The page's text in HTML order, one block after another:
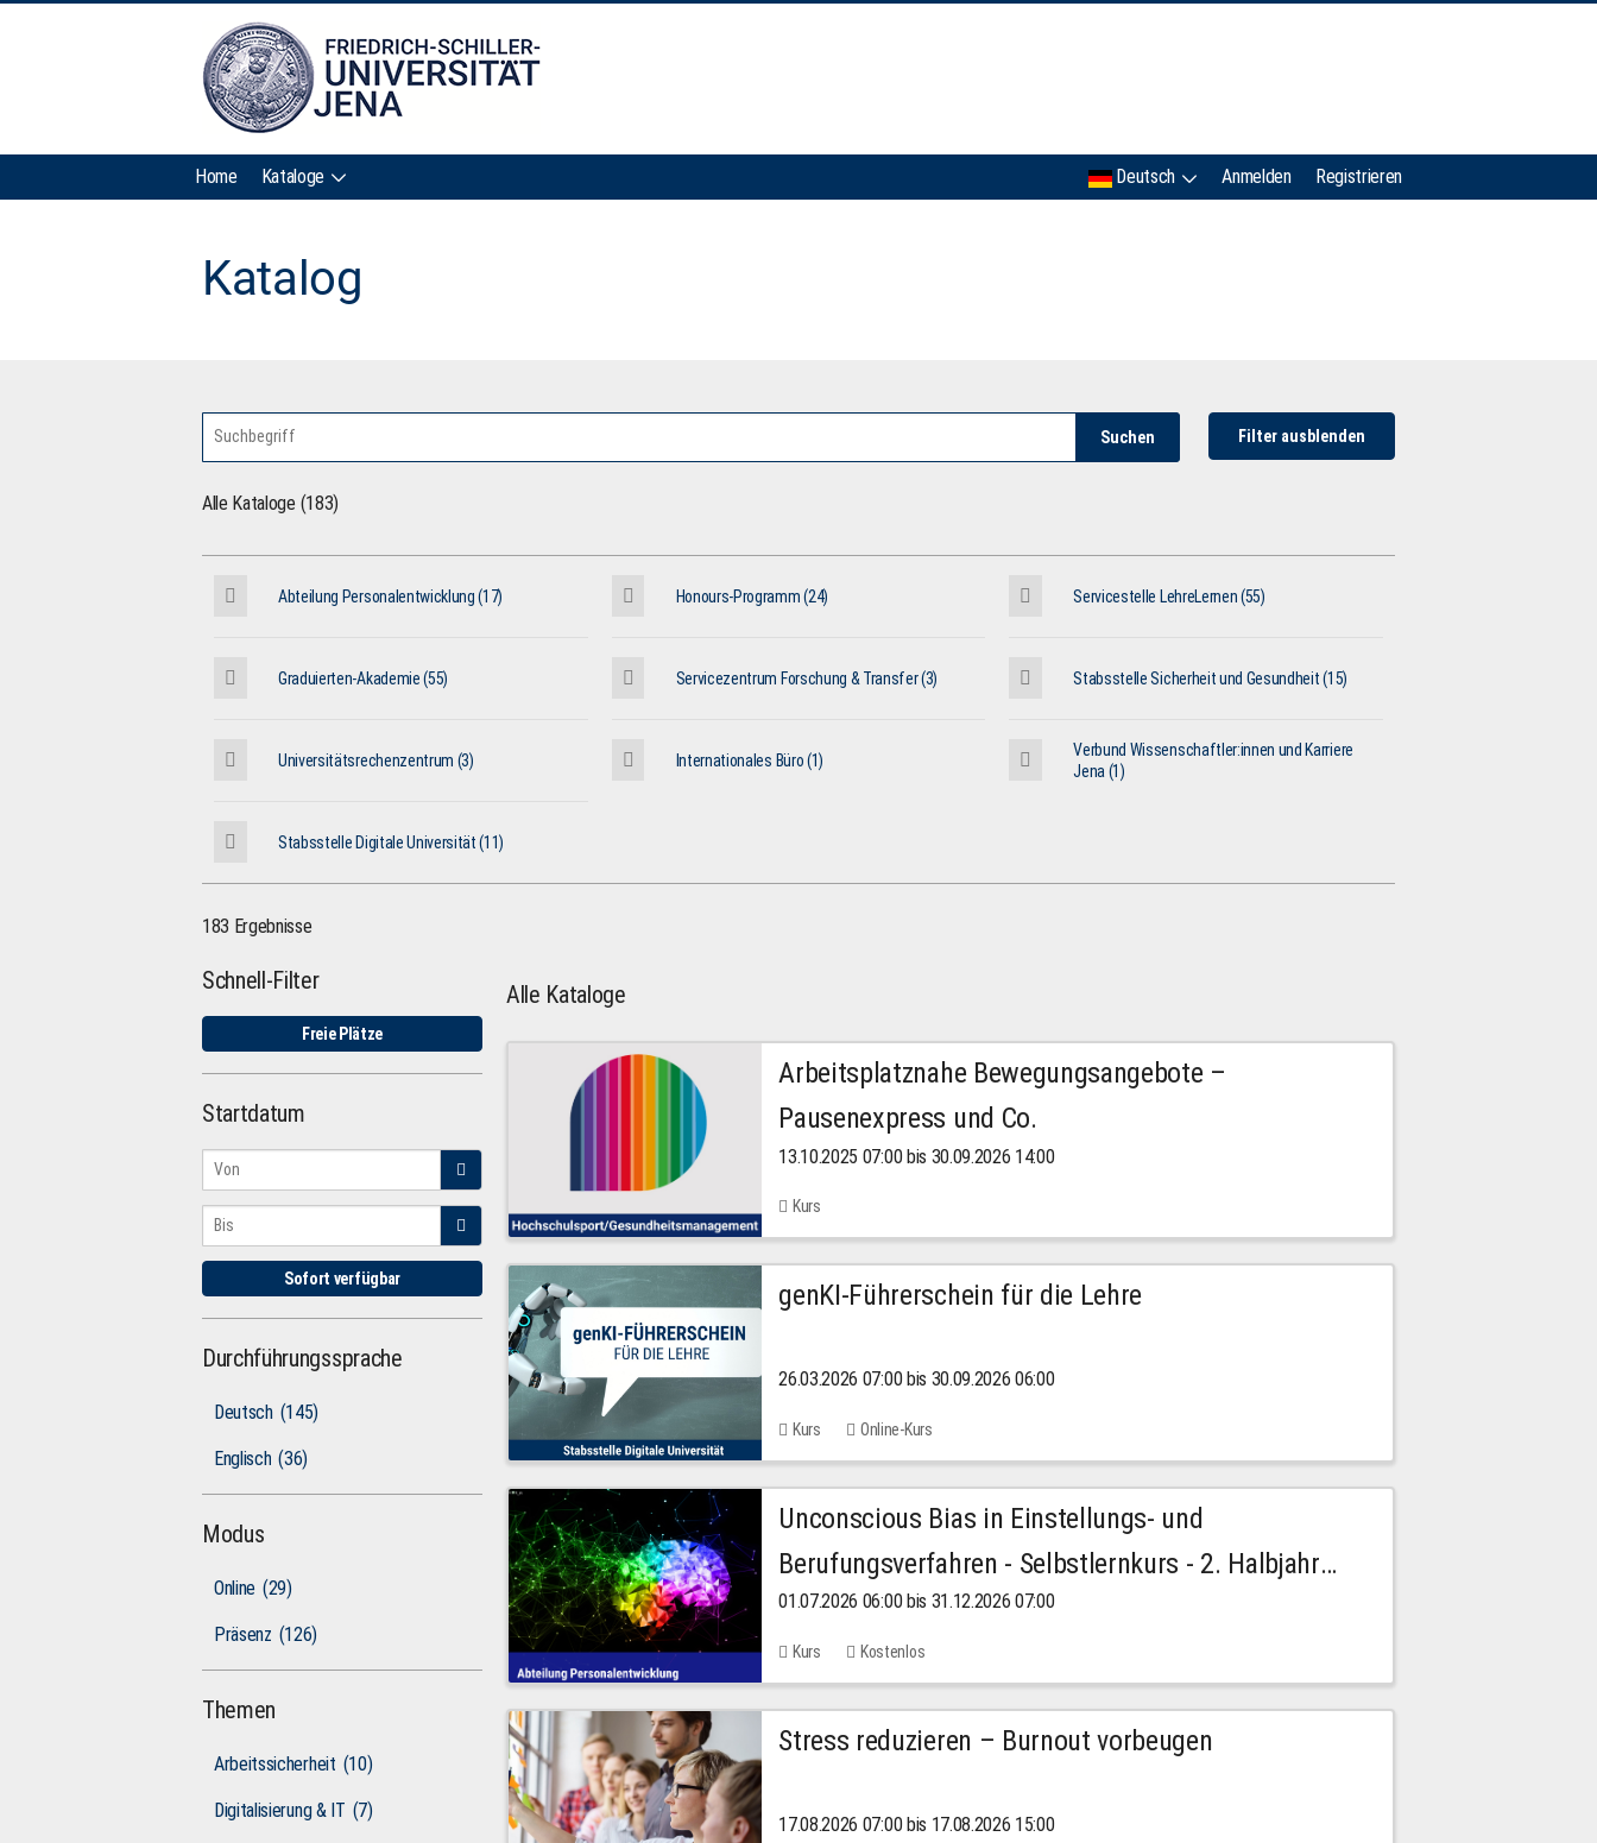
Home Kataloge Deutsch Anmelden Registrieren
Katalog
Suchen Filter ausblenden
Alle Kataloge (183)
Abteilung Personalentwicklung (17) Honours-Programm (24) Servicestelle LehreLernen (55)
Graduierten-Akademie (55) Servicezentrum Forschung & Transfer (3) Stabsstelle Sicherheit und Gesundheit (15)
Universitätsrechenzentrum (3) Internationales Büro (1)
Verbund Wissenschaftler:innen und Karriere
Jena (1)
Stabsstelle Digitale Universität (11)
183 Ergebnisse
Schnell-Filter
Freie Plätze
Startdatum
Sofort verfügbar
Durchführungssprache
Deutsch (145)
Englisch (36)
Modus
Online (29)
Präsenz (126)
Themen
Arbeitssicherheit (10)
Digitalisierung & IT (7)
Alle Kataloge
Arbeitsplatznahe Bewegungsangebote –
Pausenexpress und Co.
13.10.2025 07:00 bis 30.09.2026 14:00
Kurs
genKI-Führerschein für die Lehre
26.03.2026 07:00 bis 30.09.2026 06:00
Kurs Online-Kurs
Unconscious Bias in Einstellungs- und
Berufungsverfahren - Selbstlernkurs - 2. Halbjahr
2026
01.07.2026 06:00 bis 31.12.2026 07:00
Kurs Kostenlos
Stress reduzieren – Burnout vorbeugen
17.08.2026 07:00 bis 17.08.2026 15:00